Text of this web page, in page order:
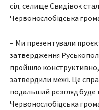
сіл, селище Свидівок
Червонослобідська
– Ми презентували
затвердження
пройшло
затвердили межі. Це
подальший розгляд буде
Червонослобідська